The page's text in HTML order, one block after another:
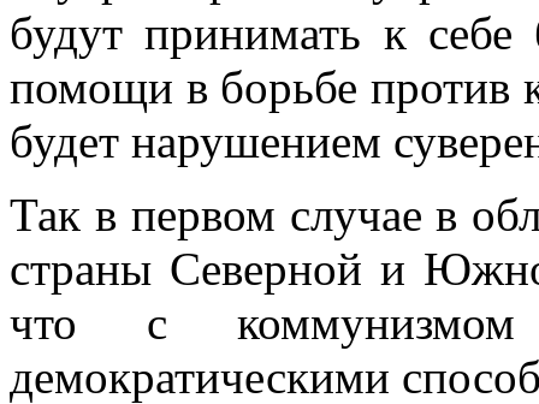
будут принимать к
помощи в борьбе против
бу­дет нарушением
Так в первом случае в
страны Север­ной и
что с
демократическими